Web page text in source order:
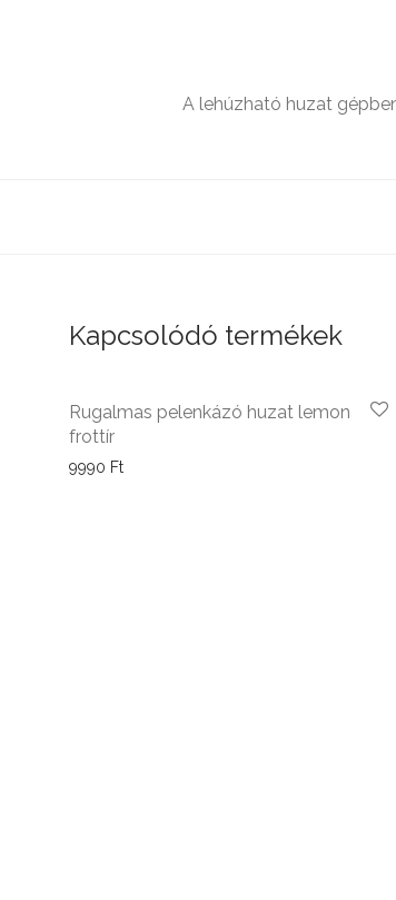
A lehúzható huzat
Kapcsolódó termékek
Rugalmas pelenkázó huzat lemon
frottír
9990 Ft